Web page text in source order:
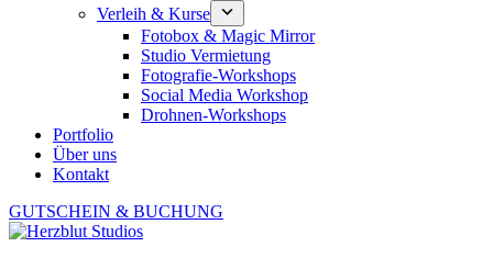
Verleih & Kurse
Fotobox & Magic Mirror
Studio Vermietung
Fotografie-Workshops
Social Media Workshop
Drohnen-Workshops
Portfolio
Über uns
Kontakt
GUTSCHEIN & BUCHUNG